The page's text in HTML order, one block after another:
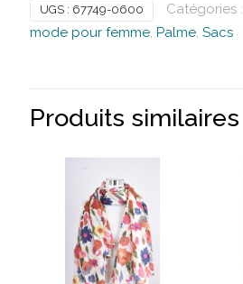
UGS : 67749-0600 Catégories :
mode pour femme, Palme, Sacs
Produits similaires